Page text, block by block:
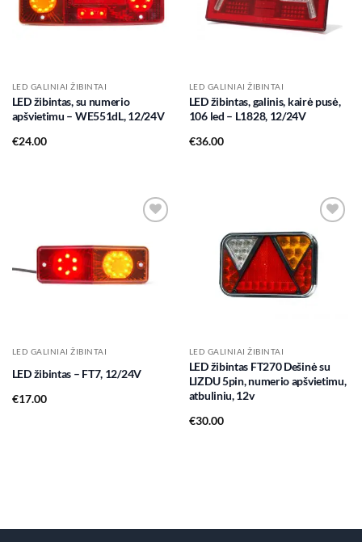
LED GALINIAI ŽIBINTAI
LED žibintas, su numerio
apšvietimu – WE551dL, 12/24V
€24.00
LED GALINIAI ŽIBINTAI
LED žibintas, galinis, kairė pusė,
106 led – L1828, 12/24V
€36.00
wishlist
LED GALINIAI ŽIBINTAI
LED žibintas – FT7, 12/24V
€17.00
Add to
wishlist
LED GALINIAI ŽIBINTAI
LED žibintas FT270 Dešinė su
LIZDU 5pin, numerio apšvietimu,
atbuliniu, 12v
€30.00